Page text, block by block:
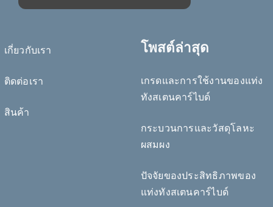
เกี่ยวกับเรา
ติดต่อเรา
สินค้า
โพสต์ล่าสุด
เกรดและการใช้งานของแท่ง
ทังสเตนคาร์ไบด์
กระบวนการและวัสดุโลหะ
ผสมผง
ปัจจัยของประสิทธิภาพของ
แท่งทังสเตนคาร์ไบด์
Bahasa Indonesia
Español de México
Čeština
Português do Brasil